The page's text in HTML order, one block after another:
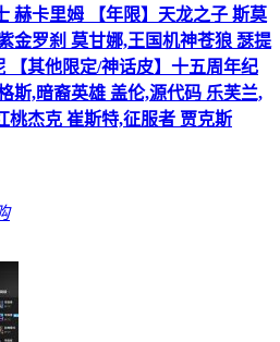
赫卡里姆 【年限】天龙之子 斯莫
金罗刹 莫甘娜,王国机神苍狼 瑟提
【其他限定/神话皮】十五周年纪
斯,暗裔英雄 盖伦,源代码 乐芙兰,
桃杰克 崔斯特,征服者 贾克斯